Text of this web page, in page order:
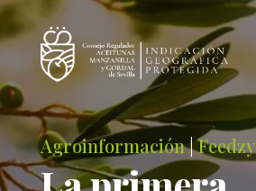
Agroinformación|Feedzy